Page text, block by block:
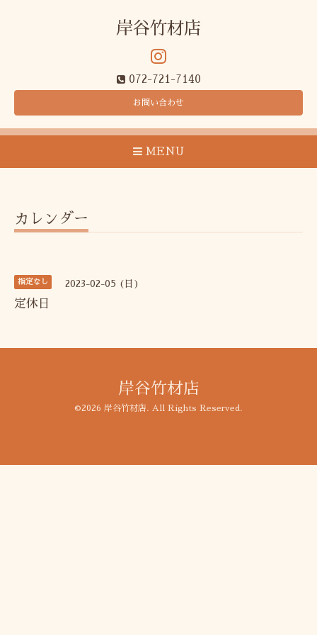
岸谷竹材店
072-721-7140
お問い合わせ
MENU
カレンダー
指定なし 2023-02-05 (日)
定休日
岸谷竹材店
©2026 岸谷竹材店. All Rights Reserved.